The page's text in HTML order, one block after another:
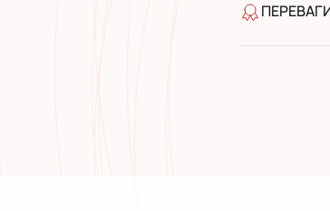
широкий